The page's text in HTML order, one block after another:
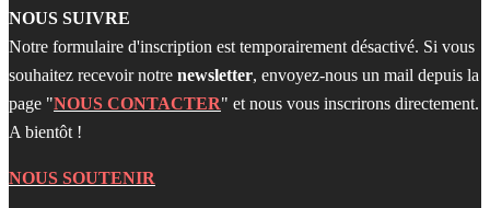
NOUS SUIVRE
Notre formulaire d'inscription est temporairement désactivé. Si vous
souhaitez recevoir notre newsletter, envoyez-nous un mail depuis la
page "NOUS CONTACTER" et nous vous inscrirons directement.
A bientôt !
NOUS SOUTENIR